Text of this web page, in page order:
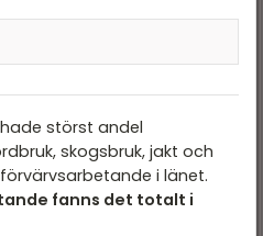
jakt och fiske i
varav 1 774 inom
blir 0.40 eller \
störst andel
skogsbruk, jakt och
i länet.
fanns det totalt i